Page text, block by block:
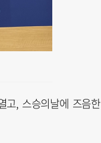
고, 스승의날에 즈음한